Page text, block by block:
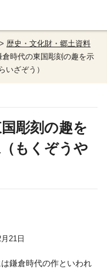
> 歴史・文化財・郷土資料
時代の東国彫刻の趣を示
いざぞう）
彫刻の趣を
もくぞうや
21日
鎌倉時代の作といわれ